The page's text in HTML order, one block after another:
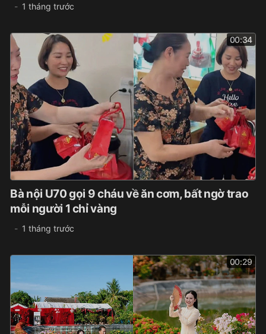
1 tháng trước
00:34
Bà nội U70 gọi 9 cháu về ăn cơm, bất ngờ trao
mỗi người 1 chỉ vàng
1 tháng trước
00:29